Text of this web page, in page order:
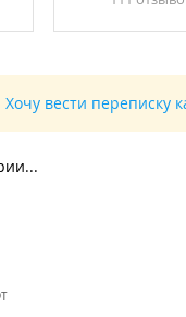
Хочу вести переписку